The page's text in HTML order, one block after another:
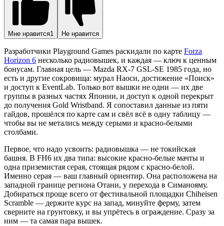
Мне нравится1 Не нравится
Разработчики Playground Games раскидали по карте Forza
Horizon 6 несколько радиовышек, и каждая — ключ к ценным
бонусам. Главная цель — Mazda RX-7 GSL-SE 1985 года, но
есть и другие сокровища: мурал Наоси, достижение «Поиск»
и доступ к EventLab. Только вот вышки не одни — их две
группы в разных частях Японии, и доступ к одной перекрыт
до получения Gold Wristband. Я сопоставил данные из пяти
гайдов, прошёлся по карте сам и свёл всё в одну таблицу —
чтобы вы не метались между серыми и красно-белыми
столбами.
Первое, что надо усвоить: радиовышка — не токийская
башня. В FH6 их два типа: высокие красно-белые мачты и
одна приземистая серая, стоящая рядом с красно-белой.
Именно серая — ваш главный ориентир. Она расположена на
западной границе региона Отани, у перехода в Симанояму.
Добираться проще всего от фестивальной площадки Chiheisen
Scramble — держите курс на запад, минуйте ферму, затем
сверните на грунтовку, и вы упрётесь в ограждение. Сразу за
ним — та самая пара вышек.